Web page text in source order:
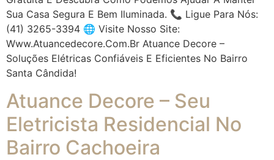
Sua Casa Segura E Bem Iluminada. 📞 Ligue Para Nós:
(41) 3265-3394 🌐 Visite Nosso Site:
Www.atuancedecore.com.br Atuance Decore –
Soluções Elétricas Confiáveis E Eficientes No Bairro
Santa Cândida!
Atuance Decore – Seu
Eletricista Residencial No
Bairro Cachoeira